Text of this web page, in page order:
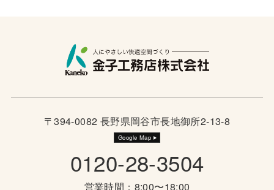
〒394-0082 長野県岡谷市長地御所2-13-8
Google Map
0120-28-3504
営業時間：8:00〜18:00